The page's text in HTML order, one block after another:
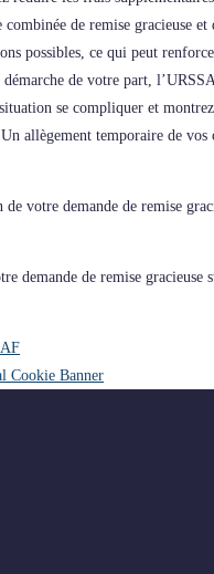
combinée de remise gracieuse
possibles, ce qui peut
démarche de votre part,
se compliquer et
Un allègement temporaire de vos
votre demande de remise
demande de remise
Cookie Banner